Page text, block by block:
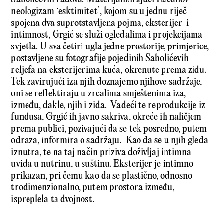
neologizam ‘esktimitet’, kojom su u jednu riječ
spojena dva suprotstavljena pojma, eksterijer i
intimnost, Grgić se služi ogledalima i projekcijama
svjetla. U sva četiri ugla jedne prostorije, primjerice,
postavljene su fotografije pojedinih Sabolićevih
reljefa na eksterijerima kuća, okrenute prema zidu.
Tek zavirujući iza njih doznajemo njihove sadržaje,
oni se reflektiraju u zrcalima smještenima iza,
između, dakle, njih i zida. Vadeći te reprodukcije iz
fundusa, Grgić ih javno sakriva, okreće ih naličjem
prema publici, pozivajući da se tek posredno, putem
odraza, informira o sadržaju. Kao da se u njih gleda
iznutra, te na taj način priziva doživljaj intimna
uvida u nutrinu, u suštinu. Eksterijer je intimno
prikazan, pri čemu kao da se plastično, odnosno
trodimenzionalno, putem prostora između,
ispreplela ta dvojnost.